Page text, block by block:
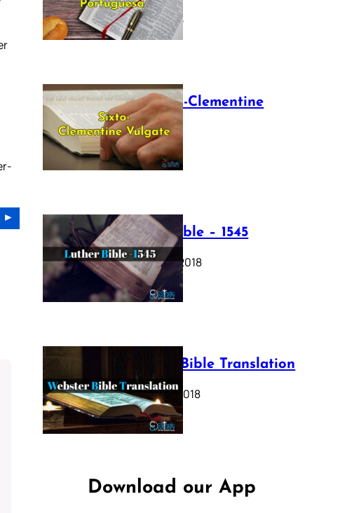
►
July 16, 2025
The Sixto-Clementine
Vulgate
July 12, 2025
Luther Bible – 1545
October 17, 2018
Webster Bible Translation
October 11, 2018
Download our App